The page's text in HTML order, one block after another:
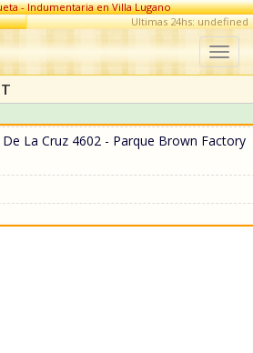
- Indumentaria en Villa Lugano
Ultimas 24hs: undefined
De La Cruz 4602 - Parque Brown Factory